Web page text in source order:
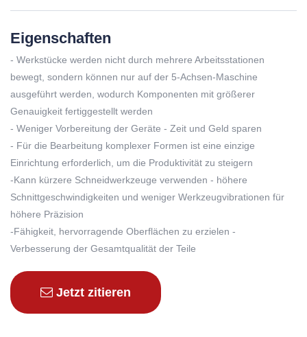
Eigenschaften
- Werkstücke werden nicht durch mehrere Arbeitsstationen
bewegt, sondern können nur auf der 5-Achsen-Maschine
ausgeführt werden, wodurch Komponenten mit größerer
Genauigkeit fertiggestellt werden
- Weniger Vorbereitung der Geräte - Zeit und Geld sparen
- Für die Bearbeitung komplexer Formen ist eine einzige
Einrichtung erforderlich, um die Produktivität zu steigern
-Kann kürzere Schneidwerkzeuge verwenden - höhere
Schnittgeschwindigkeiten und weniger Werkzeugvibrationen für
höhere Präzision
-Fähigkeit, hervorragende Oberflächen zu erzielen -
Verbesserung der Gesamtqualität der Teile
Jetzt zitieren